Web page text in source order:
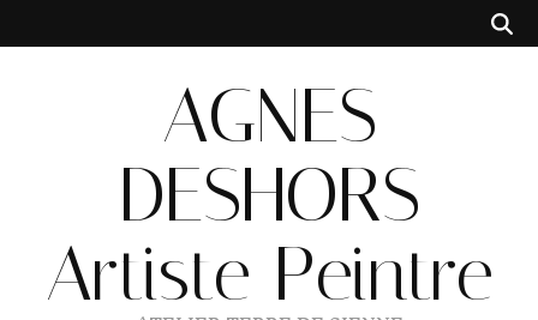
AGNES
DESHORS
Artiste Peintre